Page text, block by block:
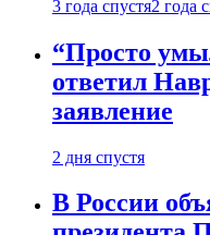
3 года спустя2 года
“Просто
ответил
заявление
2 дня спустя
В России